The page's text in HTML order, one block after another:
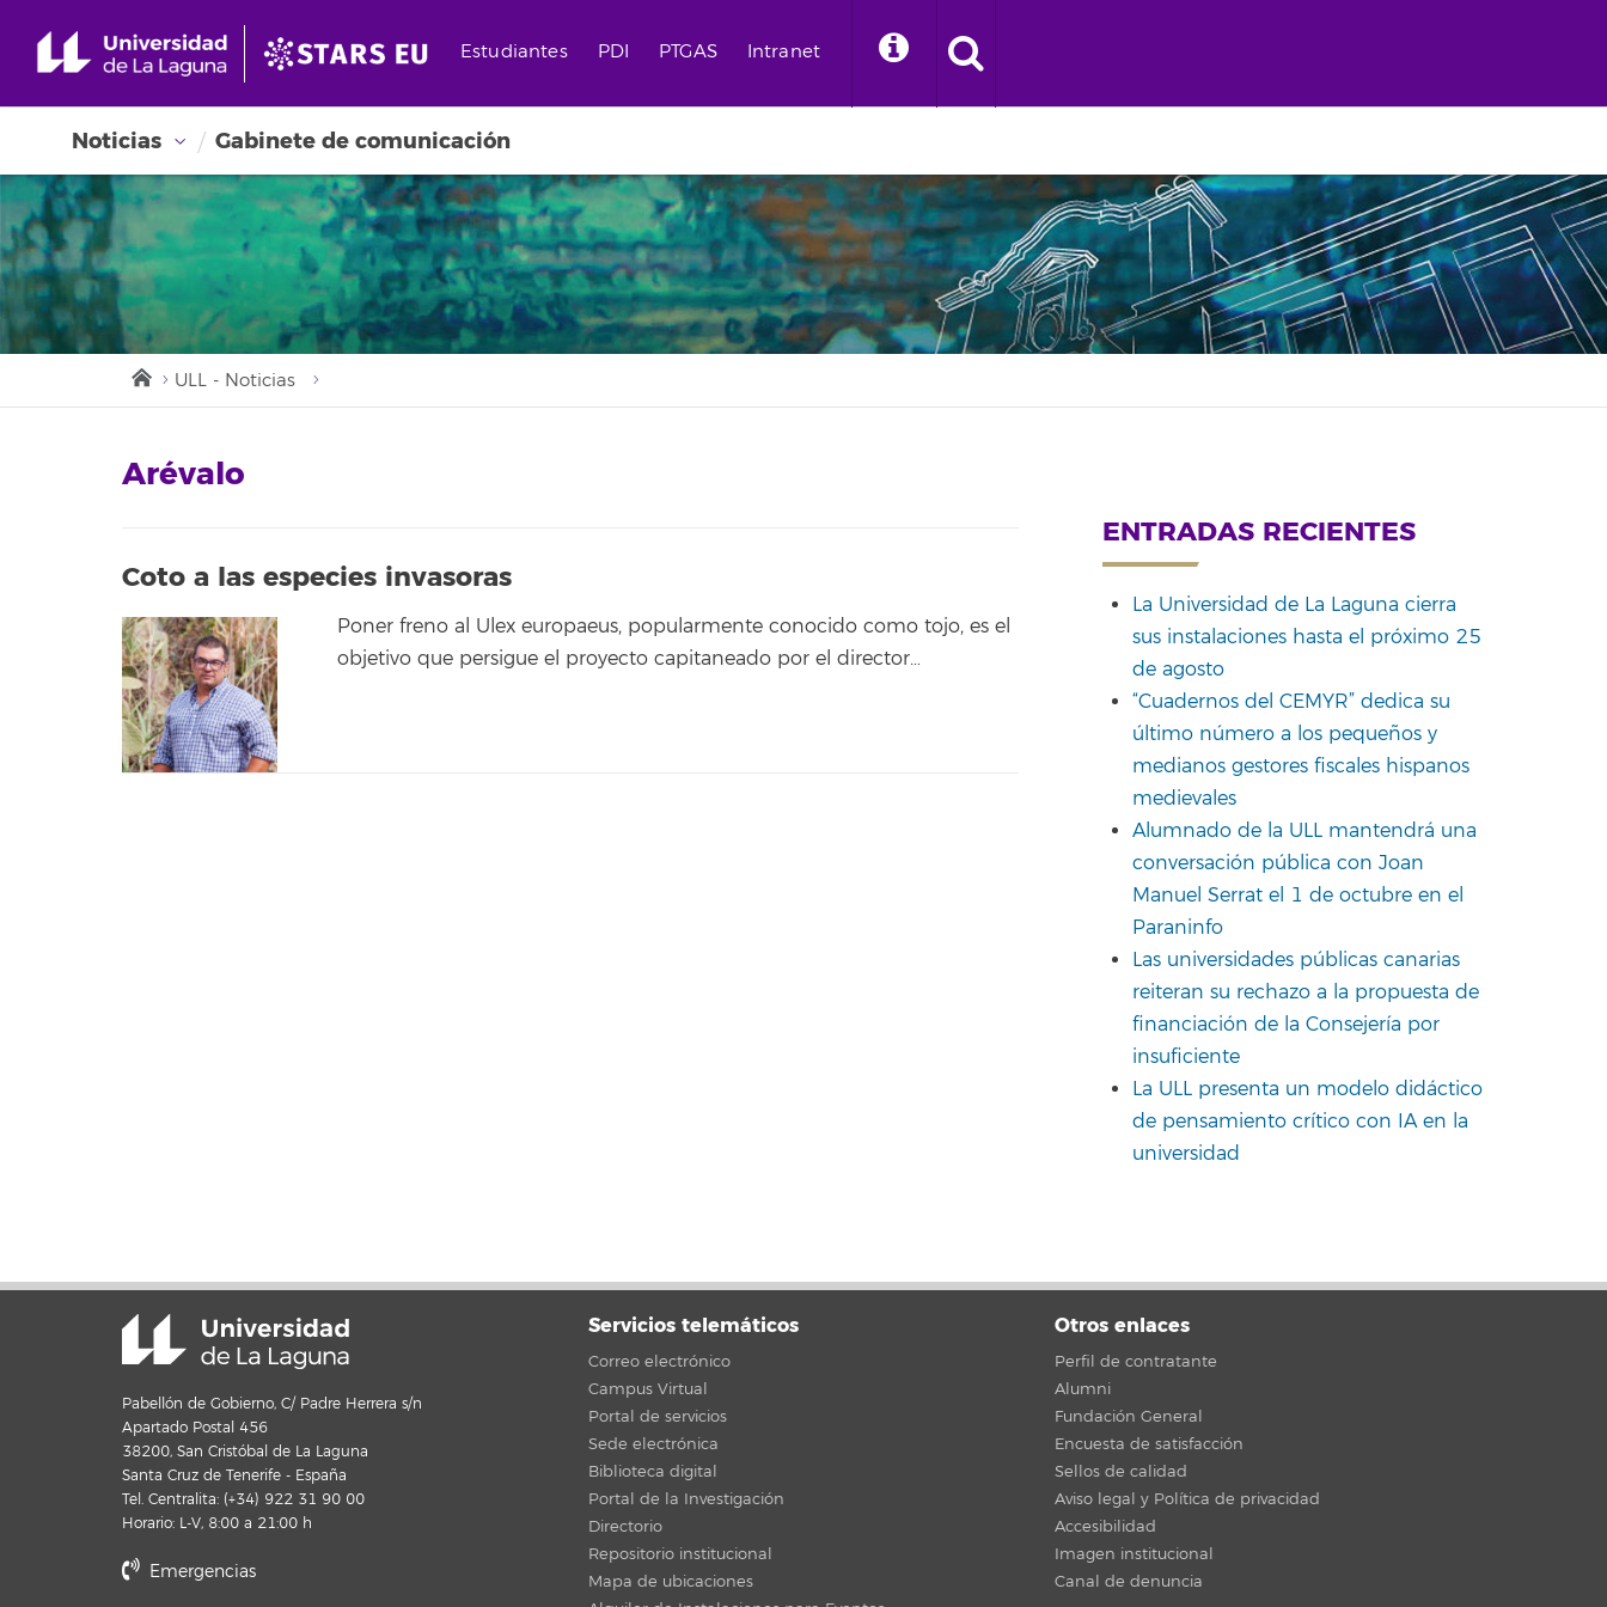
Estudiantes PDI PTGAS Intranet
Noticias Gabinete de comunicación
ULL - Noticias
Arévalo
Coto a las especies invasoras
Poner freno al Ulex europaeus, popularmente conocido como tojo, es el
objetivo que persigue el proyecto capitaneado por el director…
ENTRADAS RECIENTES
La Universidad de La Laguna cierra
sus instalaciones hasta el próximo 25
de agosto
“Cuadernos del CEMYR” dedica su
último número a los pequeños y
medianos gestores fiscales hispanos
medievales
Alumnado de la ULL mantendrá una
conversación pública con Joan
Manuel Serrat el 1 de octubre en el
Paraninfo
Las universidades públicas canarias
reiteran su rechazo a la propuesta de
financiación de la Consejería por
insuficiente
La ULL presenta un modelo didáctico
de pensamiento crítico con IA en la
universidad
Pabellón de Gobierno, C/ Padre Herrera s/n
Apartado Postal 456
38200, San Cristóbal de La Laguna
Santa Cruz de Tenerife - España
Tel. Centralita: (+34) 922 31 90 00
Horario: L-V, 8:00 a 21:00 h
Emergencias
Servicios telemáticos
Correo electrónico
Campus Virtual
Portal de servicios
Sede electrónica
Biblioteca digital
Portal de la Investigación
Directorio
Repositorio institucional
Mapa de ubicaciones
Otros enlaces
Perfil de contratante
Alumni
Fundación General
Encuesta de satisfacción
Sellos de calidad
Aviso legal y Política de privacidad
Accesibilidad
Imagen institucional
Canal de denuncia